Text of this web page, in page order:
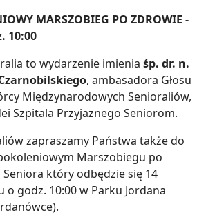
MARSZOBIEG PO ZDROWIE -
10:00
to wydarzenie imienia śp. dr. n.
, ambasadora Głosu
Międzynarodowych Senioraliów,
Szpitala Przyjaznego Seniorom.
zapraszamy Państwa także do
Marszobiegu po
Seniora który odbędzie się 14
o godz. 10:00 w Parku Jordana